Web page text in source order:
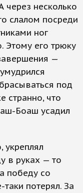
через несколько
слалом посреди
ног
Этому его трюку
—
под
странно, что
Боаш усадил
в руках — то
победу со
потерял. За